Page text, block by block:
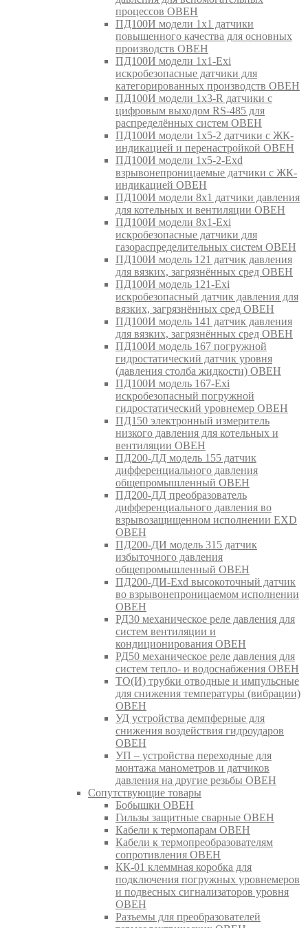
процессов ОВЕН
ПД100И модели 1х1 датчики
повышенного качества для основных
производств ОВЕН
ПД100И модели 1х1-Exi
искробезопасные датчики для
категорированных производств ОВЕН
ПД100И модели 1х3-R датчики с
цифровым выходом RS-485 для
распределённых систем ОВЕН
ПД100И модели 1х5-2 датчики с ЖК-
индикацией и перенастройкой ОВЕН
ПД100И модели 1х5-2-Exd
взрывонепроницаемые датчики с ЖК-
индикацией ОВЕН
ПД100И модели 8х1 датчики давления
для котельных и вентиляции ОВЕН
ПД100И модели 8х1-Exi
искробезопасные датчики для
газораспределительных систем ОВЕН
ПД100И модель 121 датчик давления
для вязких, загрязнённых сред ОВЕН
ПД100И модель 121-Exi
искробезопасный датчик давления для
вязких, загрязнённых сред ОВЕН
ПД100И модель 141 датчик давления
для вязких, загрязнённых сред ОВЕН
ПД100И модель 167 погружной
гидростатический датчик уровня
(давления столба жидкости) ОВЕН
ПД100И модель 167-Exi
искробезопасный погружной
гидростатический уровнемер ОВЕН
ПД150 электронный измеритель
низкого давления для котельных и
вентиляции ОВЕН
ПД200-ДД модель 155 датчик
дифференциального давления
общепромышленный ОВЕН
ПД200-ДД преобразователь
дифференциального давления во
взрывозащищенном исполнении EXD
ОВЕН
ПД200-ДИ модель 315 датчик
избыточного давления
общепромышленный ОВЕН
ПД200-ДИ-Exd высокоточный датчик
во взрывонепроницаемом исполнении
ОВЕН
РД30 механическое реле давления для
систем вентиляции и
кондиционирования ОВЕН
РД50 механическое реле давления для
систем тепло- и водоснабжения ОВЕН
ТО(И) трубки отводные и импульсные
для снижения температуры (вибрации)
ОВЕН
УД устройства демпферные для
снижения воздействия гидроударов
ОВЕН
УП – устройства переходные для
монтажа манометров и датчиков
давления на другие резьбы ОВЕН
Сопутствующие товары
Бобышки ОВЕН
Гильзы защитные сварные ОВЕН
Кабели к термопарам ОВЕН
Кабели к термопреобразователям
сопротивления ОВЕН
КК-01 клеммная коробка для
подключения погружных уровнемеров
и подвесных сигнализаторов уровня
ОВЕН
Разъемы для преобразователей